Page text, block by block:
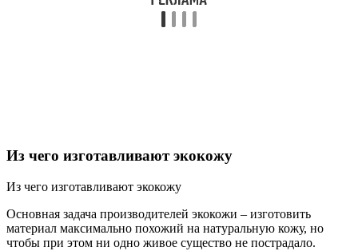
Из чего изготавливают экокожу
Из чего изготавливают экокожу
Основная задача производителей экокожи – изготовить
материал максимально похожий на натуральную кожу, но
чтобы при этом ни одно живое существо не пострадало.